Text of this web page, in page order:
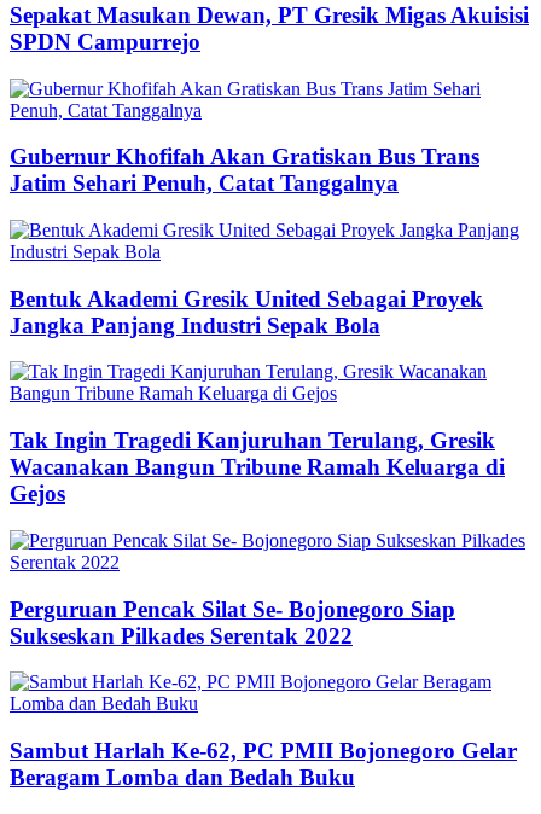
Sepakat Masukan Dewan, PT Gresik Migas Akuisisi
SPDN Campurrejo
Gubernur Khofifah Akan Gratiskan Bus Trans
Jatim Sehari Penuh, Catat Tanggalnya
Bentuk Akademi Gresik United Sebagai Proyek
Jangka Panjang Industri Sepak Bola
Tak Ingin Tragedi Kanjuruhan Terulang, Gresik
Wacanakan Bangun Tribune Ramah Keluarga di
Gejos
Perguruan Pencak Silat Se- Bojonegoro Siap
Sukseskan Pilkades Serentak 2022
Sambut Harlah Ke-62, PC PMII Bojonegoro Gelar
Beragam Lomba dan Bedah Buku